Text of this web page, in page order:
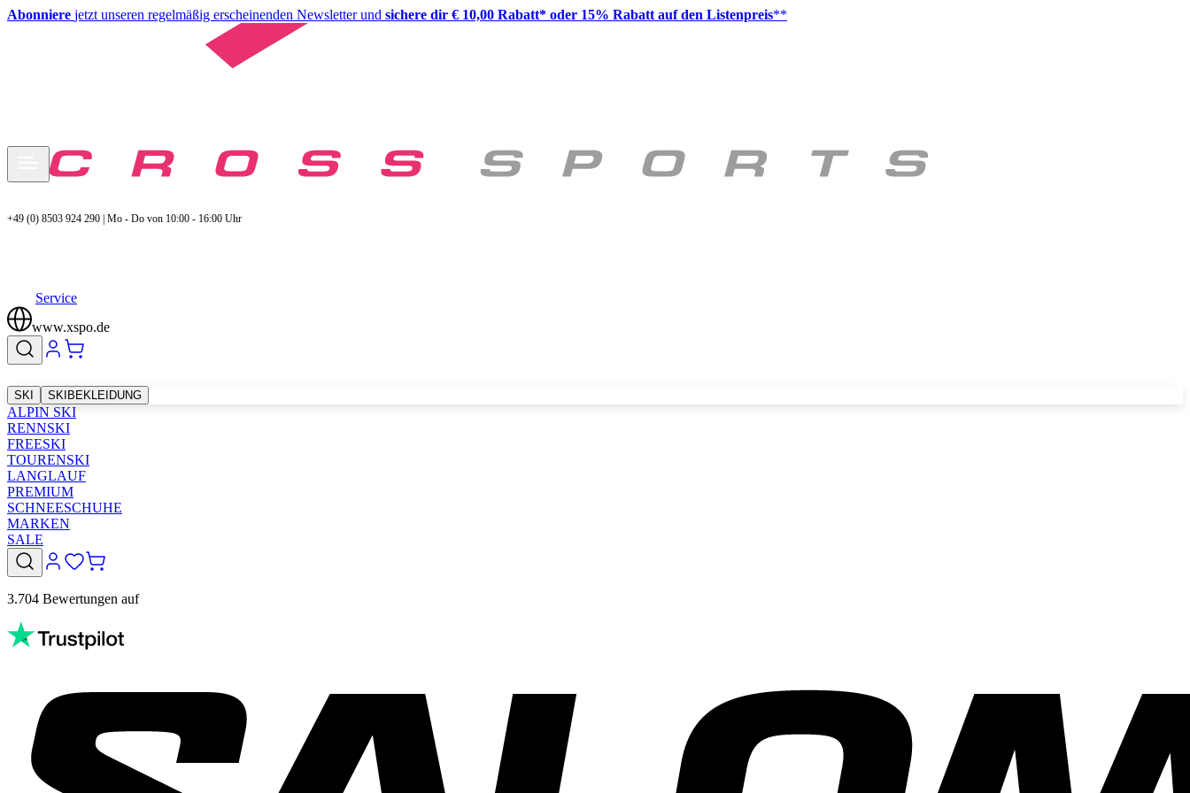
Abonniere jetzt unseren regelmäßig erscheinenden Newsletter und sichere dir € 10,00 Rabatt* oder 15% Rabatt auf den Listenpreis**
+49 (0) 8503 924 290 | Mo - Do von 10:00 - 16:00 Uhr
Service
www.xspo.de
SKI SKIBEKLEIDUNG
ALPIN SKI
RENNSKI
FREESKI
TOURENSKI
LANGLAUF
PREMIUM
SCHNEESCHUHE
MARKEN
SALE
3.704 Bewertungen auf